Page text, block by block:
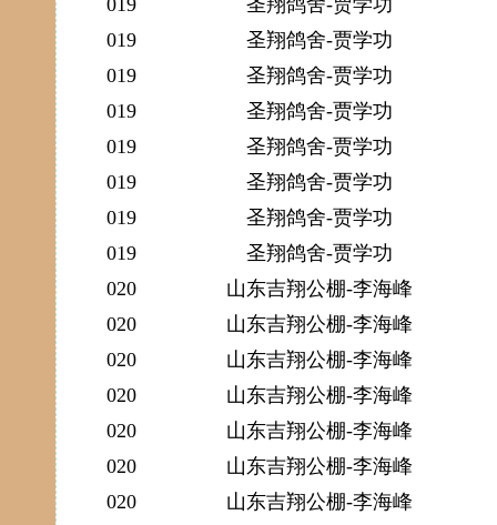
019
圣翔鸽舍-贾学功
019
圣翔鸽舍-贾学功
019
圣翔鸽舍-贾学功
019
圣翔鸽舍-贾学功
019
圣翔鸽舍-贾学功
019
圣翔鸽舍-贾学功
019
圣翔鸽舍-贾学功
019
圣翔鸽舍-贾学功
020
山东吉翔公棚-李海峰
020
山东吉翔公棚-李海峰
020
山东吉翔公棚-李海峰
020
山东吉翔公棚-李海峰
020
山东吉翔公棚-李海峰
020
山东吉翔公棚-李海峰
020
山东吉翔公棚-李海峰